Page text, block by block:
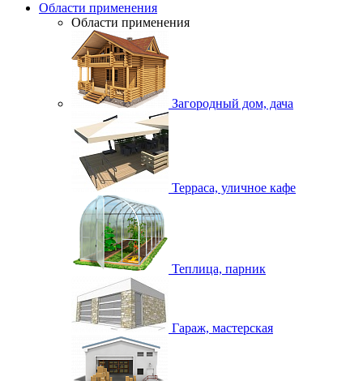
Области применения
Области применения
Загородный дом, дача
Терраса, уличное кафе
Теплица, парник
Гараж, мастерская